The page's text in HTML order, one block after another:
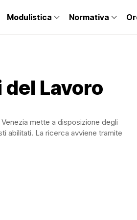
Modulistica Normativa
Lavoro
mette a disposizione degli
abilitati. La ricerca avviene tramite